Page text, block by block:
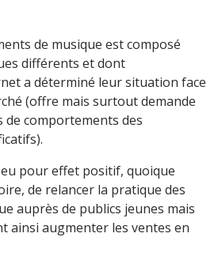
de musique est composé
différents et dont
a déterminé leur situation face
(offre mais surtout demande
de comportements des
eu pour effet positif, quoique
de relancer la pratique des
auprès de publics jeunes mais
ainsi augmenter les ventes en